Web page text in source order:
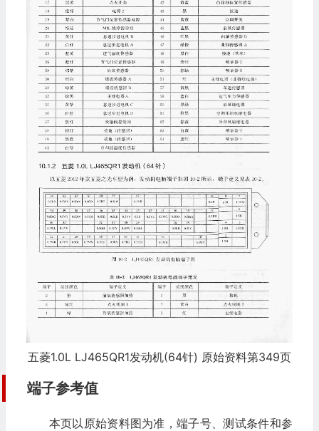
五菱1.0L LJ465QR1发动机(64针) 原始资料第349页
端子参考值
本页以原始资料图为准，端子号、测试条件和参